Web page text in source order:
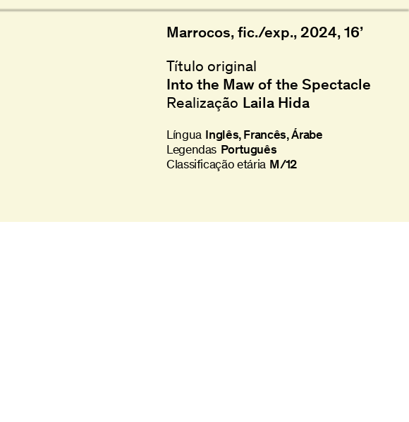
Marrocos, fic./exp., 2024, 16’
Título original
Into the Maw of the Spectacle
Realização Laila Hida
Língua Inglês, Francês, Árabe
Legendas Português
Classificação etária M/12